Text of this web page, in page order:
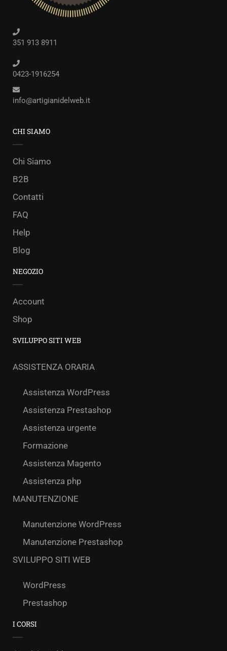
351 913 8911
0423-1916254
info@artigianidelweb.it
CHI SIAMO
Chi Siamo
B2B
Contatti
FAQ
Help
Blog
NEGOZIO
Account
Shop
SVILUPPO SITI WEB
ASSISTENZA ORARIA
Assistenza WordPress
Assistenza Prestashop
Assistenza urgente
Formazione
Assistenza Magento
Assistenza php
MANUTENZIONE
Manutenzione WordPress
Manutenzione Prestashop
SVILUPPO SITI WEB
WordPress
Prestashop
I CORSI